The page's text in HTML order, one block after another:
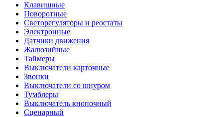
Клавишные
Поворотные
Светорегуляторы и реостаты
Электронные
Датчики движения
Жалюзийные
Таймеры
Выключатели карточные
Звонки
Выключатели со шнуром
Тумблеры
Выключатель кнопочный
Сценарный